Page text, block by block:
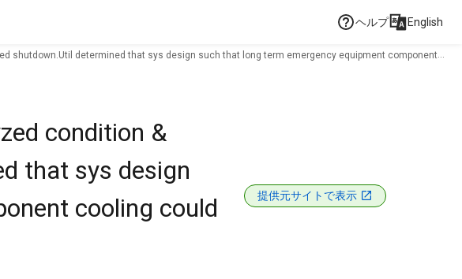
ヘルプ English
shutdown.Util determined that sys design such that long term emergency equipment component
condition &
that sys design
cooling could
提供元サイトで表示